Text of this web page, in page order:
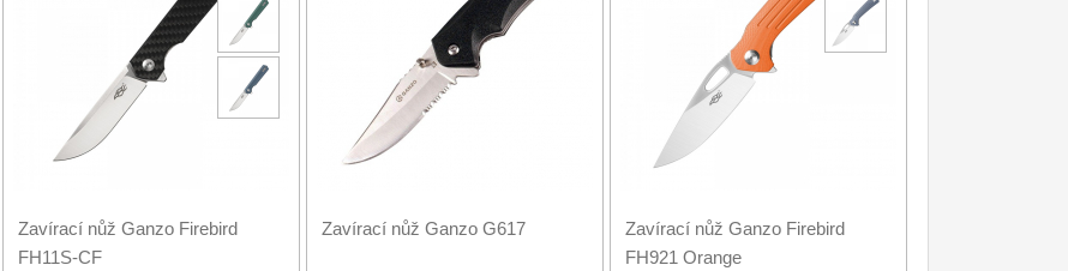
Zavírací nůž Ganzo Firebird
FH11S-CF
Zavírací nůž Ganzo G617
Zavírací nůž Ganzo Firebird
FH921 Orange